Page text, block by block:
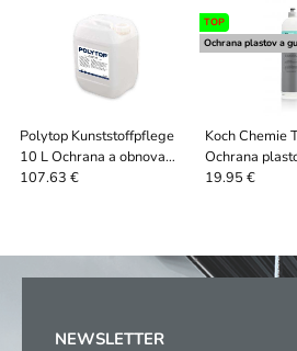
Polytop Kunststoffpflege
10 L Ochrana a obnova
plastov v interiéri , matná
107.63 €
Koch Chemie
Ochrana plastov v
s matným
TOP
Ochrana plastov a
19.95 €
NEWSLETTER